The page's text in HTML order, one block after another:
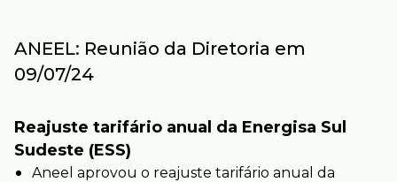
ANEEL: Reunião da Diretoria em
Reajuste tarifário anual da Energisa Sul
Sudeste (ESS)
Aneel aprovou o reajuste tarifário anual da